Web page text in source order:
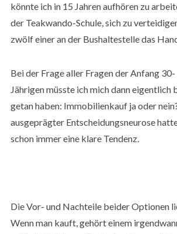
könnte ich in 15 Jahren aufhören zu
der Teakwando-Schule, sich zu
zwölf einer an der Bushaltestelle das
Bei der Frage aller Fragen der Anfang
Jährigen müsste ich mich dann eigentlich
getan haben: Immobilienkauf ja oder
ausgeprägter Entscheidungsneurose
schon immer eine klare Tendenz.
Die Vor- und Nachteile beider Optionen
Wenn man kauft, gehört einem